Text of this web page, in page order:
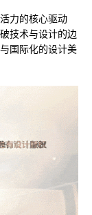
力的核心驱动
技术与设计的边
国际化的设计美